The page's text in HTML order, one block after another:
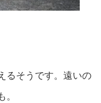
るそうです。遠いの